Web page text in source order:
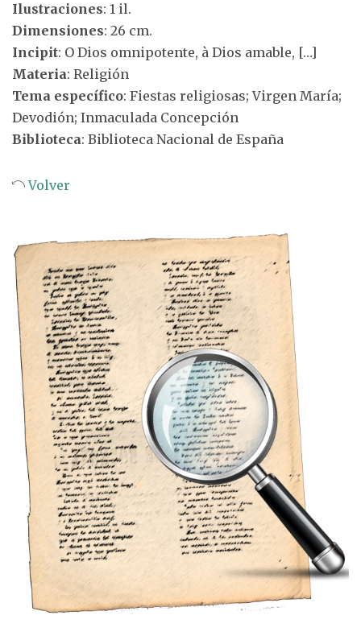
Ilustraciones: 1 il.
Dimensiones: 26 cm.
Incipit: O Dios omnipotente, à Dios amable, […]
Materia: Religión
Tema específico: Fiestas religiosas; Virgen María;
Devodión; Inmaculada Concepción
Biblioteca: Biblioteca Nacional de España
Volver